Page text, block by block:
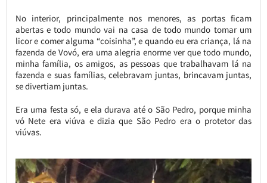
No interior, principalmente nos menores, as portas ficam
abertas e todo mundo vai na casa de todo mundo tomar um
licor e comer alguma “coisinha”, e quando eu era criança, lá na
fazenda de Vovó, era uma alegria enorme ver que todo mundo,
minha família, os amigos, as pessoas que trabalhavam lá na
fazenda e suas famílias, celebravam juntas, brincavam juntas,
se divertiam juntas.
Era uma festa só, e ela durava até o São Pedro, porque minha
vó Nete era viúva e dizia que São Pedro era o protetor das
viúvas.